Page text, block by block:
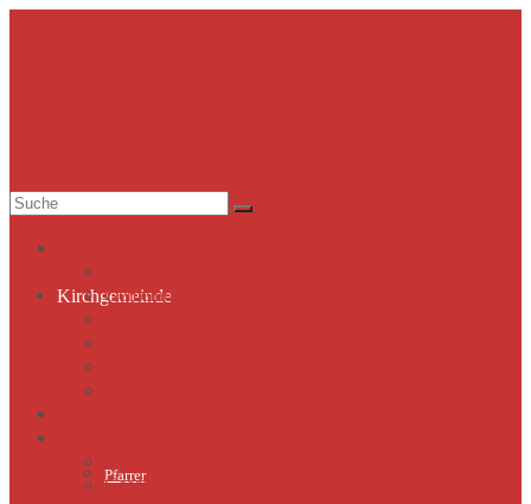
Kirchgemeinde
Pfarrer
Suche
Gemeindekirchenrat & Mitarbeiter
Geschichte St.Marien